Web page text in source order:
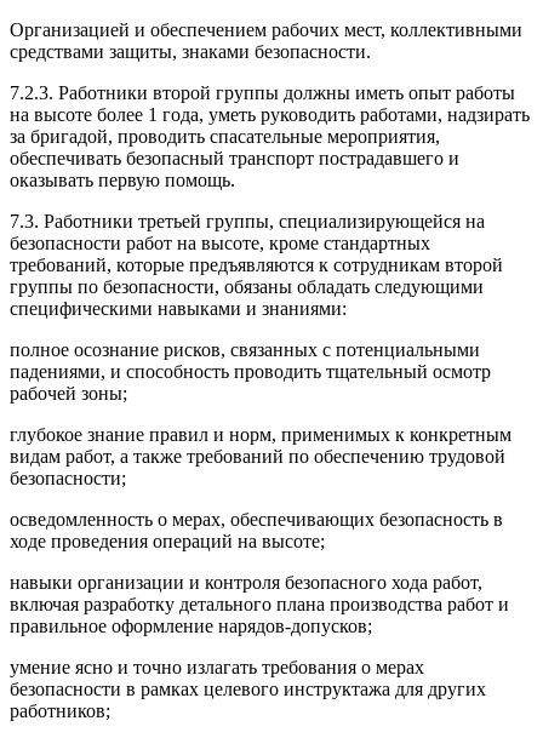
Организацией и обеспечением рабочих мест, коллективными
средствами защиты, знаками безопасности.
7.2.3. Работники второй группы должны иметь опыт работы
на высоте более 1 года, уметь руководить работами, надзирать
за бригадой, проводить спасательные мероприятия,
обеспечивать безопасный транспорт пострадавшего и
оказывать первую помощь.
7.3. Работники третьей группы, специализирующейся на
безопасности работ на высоте, кроме стандартных
требований, которые предъявляются к сотрудникам второй
группы по безопасности, обязаны обладать следующими
специфическими навыками и знаниями:
полное осознание рисков, связанных с потенциальными
падениями, и способность проводить тщательный осмотр
рабочей зоны;
глубокое знание правил и норм, применимых к конкретным
видам работ, а также требований по обеспечению трудовой
безопасности;
осведомленность о мерах, обеспечивающих безопасность в
ходе проведения операций на высоте;
навыки организации и контроля безопасного хода работ,
включая разработку детального плана производства работ и
правильное оформление нарядов-допусков;
умение ясно и точно излагать требования о мерах
безопасности в рамках целевого инструктажа для других
работников;